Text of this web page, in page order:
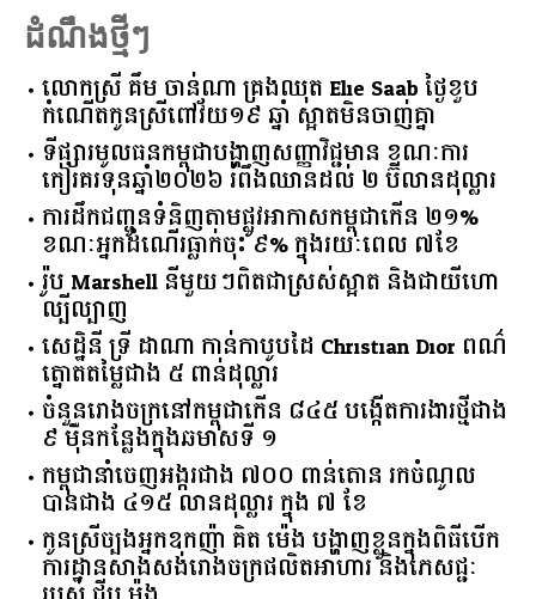
ដំណឹងថ្មីៗ
លោកស្រី គឹម ចាន់ណា គ្រងឈុត Elie Saab ថ្ងៃខួប
កំណើតកូនស្រីពៅវ័យ១៩ ឆ្នាំ ស្អាតមិនចាញ់គ្នា
ទីផ្សារ​មូលធន​កម្ពុជា​បង្ហាញ​សញ្ញា​វិជ្ជមាន​ ​ខណៈ​ការ​
កៀរគរ​ទុន​ឆ្នាំ​២០២៦​ ​រំពឹង​ឈានដល់​ ​២​ ​ប៊ីលាន​ដុល្លារ​
ការដឹកជញ្ជូនទំនិញតាមផ្លូវអាកាសកម្ពុជាកើន ២១%
ខណៈអ្នកដំណើរធ្លាក់ចុះ ៩% ក្នុងរយៈពេល ៧ខែ
រ៉ូប Marshell នីមួយៗពិតជាស្រស់ស្អាត និងជាយីហោ
ល្បីល្បាញ
សេដ្ឋិនី ទ្រី ដាណា កាន់កាបូបដៃ Christian Dior ពណ៌
ត្នោតតម្លៃជាង ៥ ពាន់ដុល្លារ
ចំនួន​រោងចក្រ​នៅ​កម្ពុជា​កើន​ ​៨៤៥​ ​បង្កើត​ការងារ​ថ្មី​ជាង​
​៩​ ​ម៉ឺន​កន្លែង​ក្នុង​ឆមាស​ទី ​១​
កម្ពុជានាំចេញអង្ករជាង ៧០០ ពាន់តោន រកចំណូល
បានជាង ៤១៥ លានដុល្លារ ក្នុង ៧ ខែ
កូនស្រីច្បងអ្នកឧកញ៉ា គិត ម៉េង បង្ហាញខ្លួនក្នុងពិធីបើក
ការដ្ឋានសាងសង់រោងចក្រផលិតអាហារ និងភេសជ្ជៈ